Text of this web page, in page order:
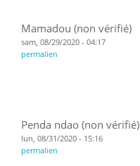
Mamadou (non vérifié)
sam, 08/29/2020 - 04:17
permalien
Penda ndao (non vérifié)
lun, 08/31/2020 - 15:16
permalien